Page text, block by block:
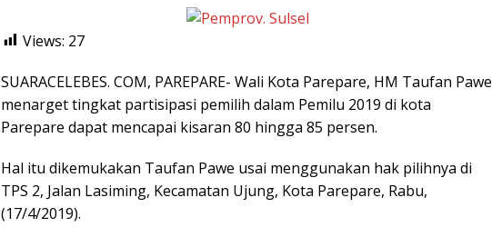
Views: 27
SUARACELEBES. COM, PAREPARE- Wali Kota Parepare, HM Taufan Pawe
menarget tingkat partisipasi pemilih dalam Pemilu 2019 di kota
Parepare dapat mencapai kisaran 80 hingga 85 persen.
Hal itu dikemukakan Taufan Pawe usai menggunakan hak pilihnya di
TPS 2, Jalan Lasiming, Kecamatan Ujung, Kota Parepare, Rabu,
(17/4/2019).